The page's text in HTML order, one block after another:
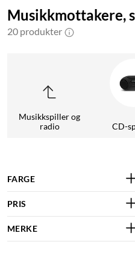
Musikkmottakere,
20 produkter
Musikkspiller og
radio
CD-
FARGE
PRIS
MERKE